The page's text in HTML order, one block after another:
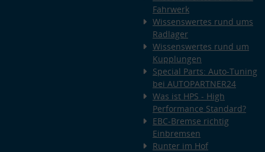
Fahrwerk
Wissenswertes rund ums
Radlager
Wissenswertes rund um
Kupplungen
Special Parts: Auto-Tuning
bei AUTOPARTNER24
Was ist HPS - High
Performance Standard?
EBC-Bremse richtig
Einbremsen
Runter im Hof